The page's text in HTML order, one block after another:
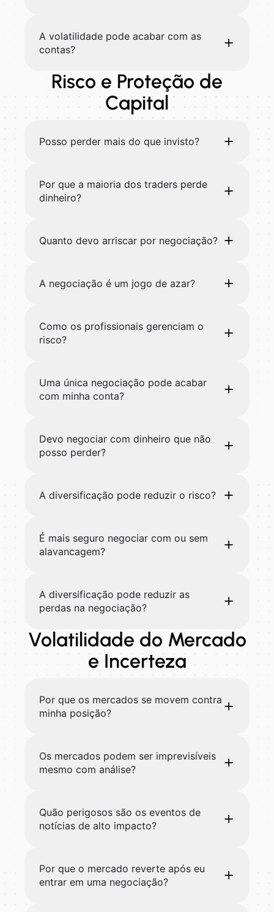
A volatilidade pode acabar com as
contas?
Risco e Proteção de
Capital
Posso perder mais do que invisto?
Por que a maioria dos traders perde
dinheiro?
Quanto devo arriscar por negociação?
A negociação é um jogo de azar?
Como os profissionais gerenciam o
risco?
Uma única negociação pode acabar
com minha conta?
Devo negociar com dinheiro que não
posso perder?
A diversificação pode reduzir o risco?
É mais seguro negociar com ou sem
alavancagem?
A diversificação pode reduzir as
perdas na negociação?
Volatilidade do Mercado
e Incerteza
Por que os mercados se movem contra
minha posição?
Os mercados podem ser imprevisíveis
mesmo com análise?
Quão perigosos são os eventos de
notícias de alto impacto?
Por que o mercado reverte após eu
entrar em uma negociação?